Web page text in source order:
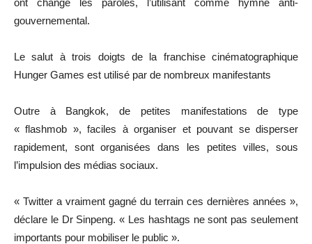
ont changé les paroles, l’utilisant comme hymne anti-
gouvernemental.
Le salut à trois doigts de la franchise cinématographique
Hunger Games est utilisé par de nombreux manifestants
Outre à Bangkok, de petites manifestations de type
« flashmob », faciles à organiser et pouvant se disperser
rapidement, sont organisées dans les petites villes, sous
l’impulsion des médias sociaux.
« Twitter a vraiment gagné du terrain ces dernières années »,
déclare le Dr Sinpeng. « Les hashtags ne sont pas seulement
importants pour mobiliser le public ».